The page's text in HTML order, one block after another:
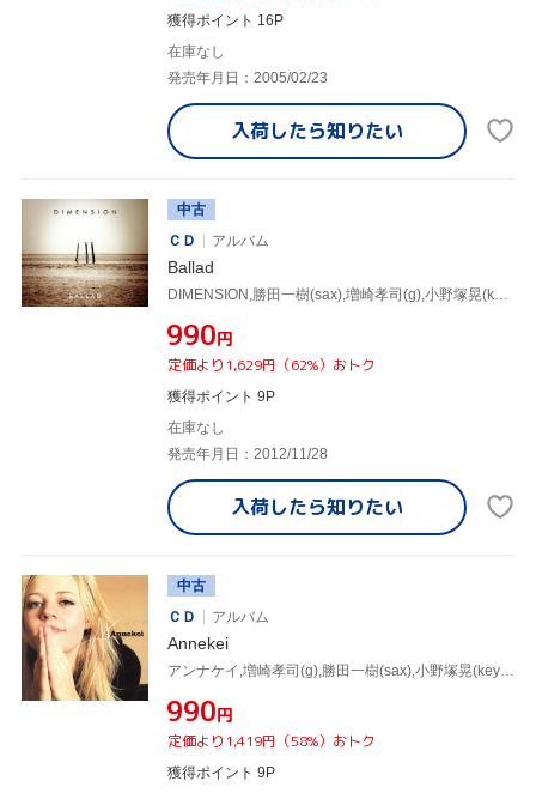
獲得ポイント 16P
在庫なし
発売年月日：2005/02/23
入荷したら知りたい
中古
ＣＤ
アルバム
Ballad
DIMENSION,勝田一樹(sax),増崎孝司(g),小野塚晃(key、p)
¥990円
定価より1,629円（62%）おトク
獲得ポイント 9P
在庫なし
発売年月日：2012/11/28
入荷したら知りたい
中古
ＣＤ
アルバム
Annekei
アンナケイ,増崎孝司(g),勝田一樹(sax),小野塚晃(key),納浩一(b),佐々木史郎(tp)
¥990円
定価より1,419円（58%）おトク
獲得ポイント 9P